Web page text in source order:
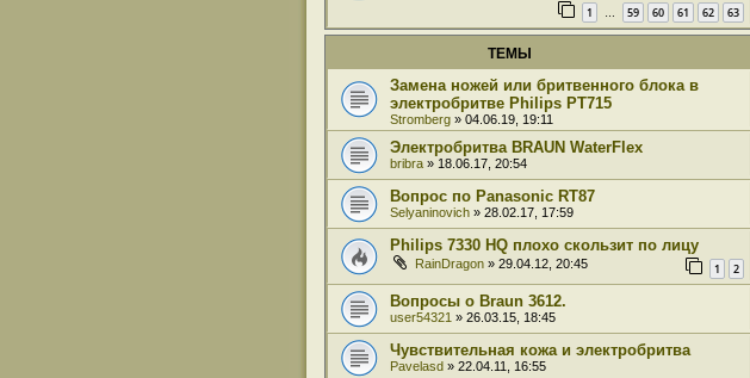
1 … 59 60 61 62 63
ТЕМЫ
Замена ножей или бритвенного блока в
электробритве Philips PT715
Stromberg » 04.06.19, 19:11
Электробритва BRAUN WaterFlex
bribra » 18.06.17, 20:54
Вопрос по Panasonic RT87
Selyaninovich » 28.02.17, 17:59
Philips 7330 HQ плохо скользит по лицу
RainDragon » 29.04.12, 20:45 1 2
Вопросы о Braun 3612.
user54321 » 26.03.15, 18:45
Чувствительная кожа и электробритва
Pavelasd » 22.04.11, 16:55